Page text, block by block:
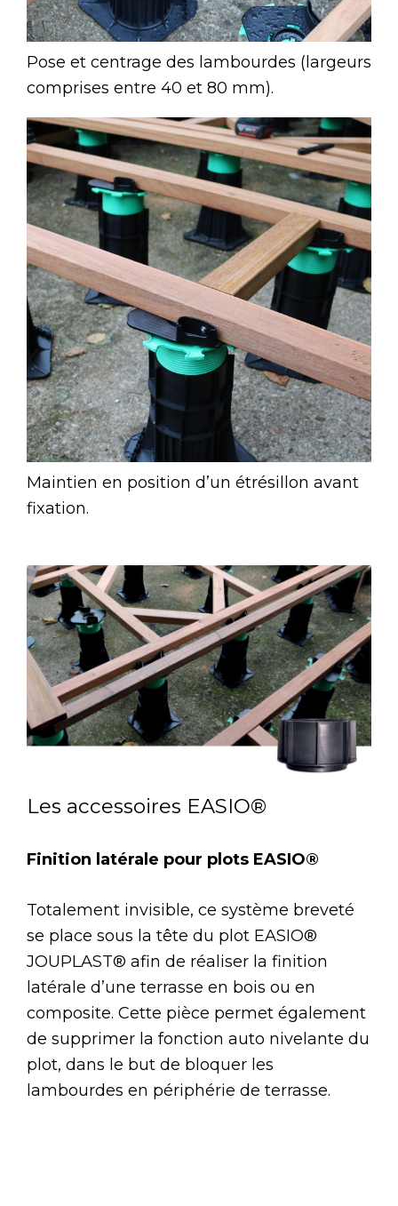
Pose et centrage des lambourdes (largeurs
comprises entre 40 et 80 mm).
Maintien en position d’un étrésillon avant
fixation.
Les accessoires EASIO®
Finition latérale pour plots EASIO®
Totalement invisible, ce système breveté
se place sous la tête du plot EASIO®
JOUPLAST® afin de réaliser la finition
latérale d’une terrasse en bois ou en
composite. Cette pièce permet également
de supprimer la fonction auto nivelante du
plot, dans le but de bloquer les
lambourdes en périphérie de terrasse.